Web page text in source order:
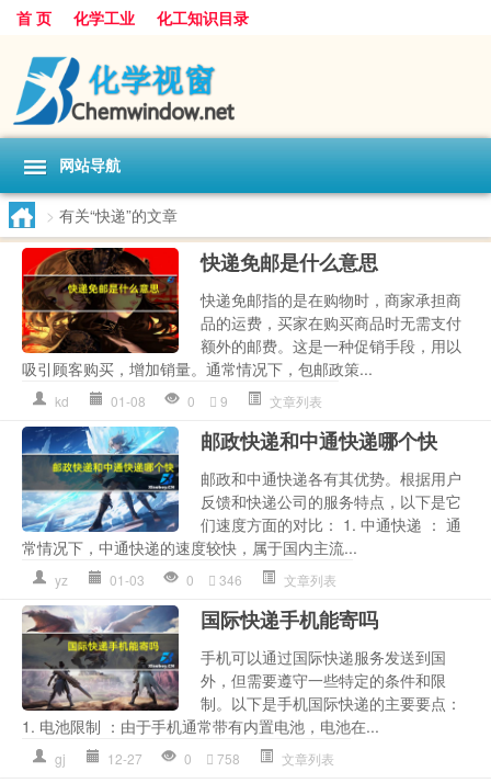
首 页 化学工业 化工知识目录
网站导航
> 有关“快递”的文章
快递免邮是什么意思
快递免邮指的是在购物时，商家承担商
品的运费，买家在购买商品时无需支付
额外的邮费。这是一种促销手段，用以
吸引顾客购买，增加销量。通常情况下，包邮政策...
kd 01-08 0 9 文章列表
邮政快递和中通快递哪个快
邮政和中通快递各有其优势。根据用户
反馈和快递公司的服务特点，以下是它
们速度方面的对比： 1. 中通快递 ： 通
常情况下，中通快递的速度较快，属于国内主流...
yz 01-03 0 346 文章列表
国际快递手机能寄吗
手机可以通过国际快递服务发送到国
外，但需要遵守一些特定的条件和限
制。以下是手机国际快递的主要要点：
1. 电池限制 ：由于手机通常带有内置电池，电池在...
gj 12-27 0 758 文章列表